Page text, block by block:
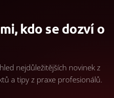
kdo se dozví o
nejdůležitějších novinek z
a tipy z praxe profesionálů.